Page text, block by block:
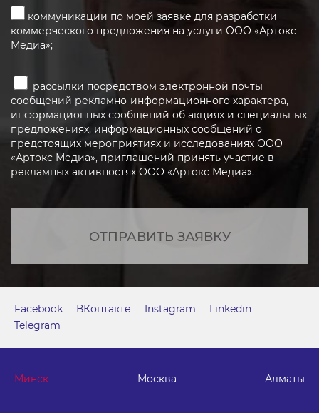
коммуникации по моей заявке для разработки
коммерческого предложения на услуги ООО «Артокс
Медиа»;
рассылки посредством электронной почты
сообщений рекламно-информационного характера,
информационных сообщений об акциях и специальных
предложениях, информационных сообщений о
предстоящих мероприятиях и исследованиях ООО
«Артокс Медиа», приглашений принять участие в
рекламных активностях ООО «Артокс Медиа».
ОТПРАВИТЬ ЗАЯВКУ
Минск Москва Алматы
Facebook ВКонтакте Instagram
Linkedin
Telegram